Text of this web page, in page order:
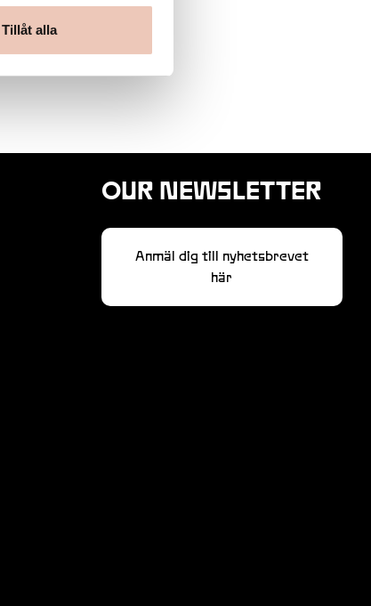
Tillåt alla
OUR NEWSLETTER
Anmäl dig till nyhetsbrevet
här